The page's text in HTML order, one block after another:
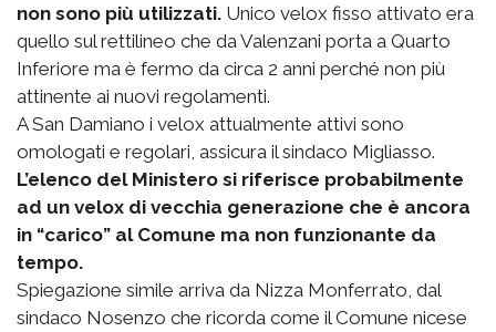
non sono più utilizzati. Unico velox fisso attivato era
quello sul rettilineo che da Valenzani porta a Quarto
Inferiore ma è fermo da circa 2 anni perché non più
attinente ai nuovi regolamenti.
A San Damiano i velox attualmente attivi sono
omologati e regolari, assicura il sindaco Migliasso.
L’elenco del Ministero si riferisce probabilmente
ad un velox di vecchia generazione che è ancora
in “carico” al Comune ma non funzionante da
tempo.
Spiegazione simile arriva da Nizza Monferrato, dal
sindaco Nosenzo che ricorda come il Comune nicese